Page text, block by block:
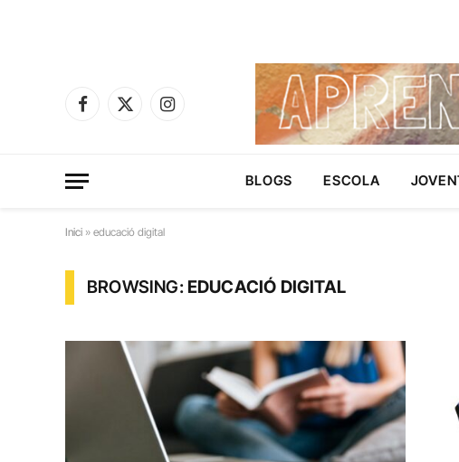
Facebook
X
Instagram
BLOGS ESCOLA
Inici » educació digital
BROWSING:EDUCACIÓ DIGITAL